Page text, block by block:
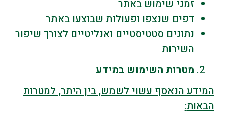
זמני שימוש באתר
דפים שנצפו ופעולות שבוצעו באתר
נתונים סטטיסטיים ואנליטיים לצורך שיפור
השירות
מטרות השימוש במידע
המידע הנאסף עשוי לשמש, בין היתר, למטרות
הבאות: